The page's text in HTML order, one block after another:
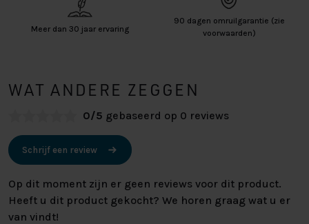
Meer dan 30 jaar ervaring
90 dagen omruilgarantie (zie
voorwaarden)
WAT ANDERE ZEGGEN
0/5 gebaseerd op 0 reviews
Schrijf een review
Op dit moment zijn er geen reviews voor dit product.
Heeft u dit product gekocht? We horen graag wat u er
van vindt!